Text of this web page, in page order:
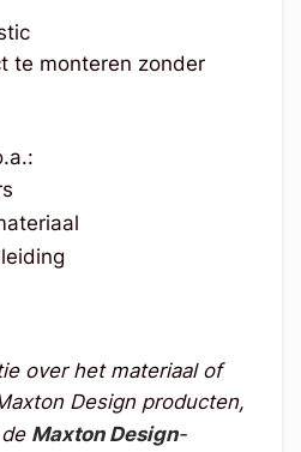
te monteren zonder
over het materiaal of
Design producten,
Maxton Design-